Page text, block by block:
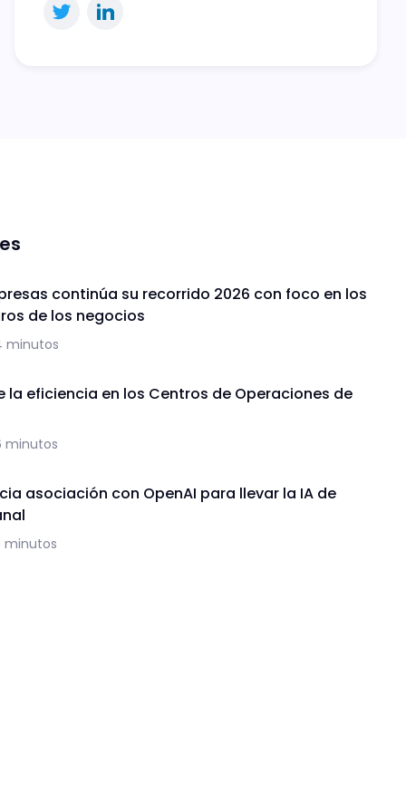
continúa su recorrido 2026 con foco en los
de los negocios
minutos
la eficiencia en los Centros de Operaciones de
minutos
asociación con OpenAI para llevar la IA de
minutos